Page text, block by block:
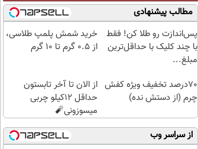
مطالب پیشنهادی
پس‌اندازت رو طلا کن! فقط
با چند کلیک با حداقل‌ترین
مبلغ...
خرید شمش پلمپ طلاسی،
از ۰.۵ گرم تا ۱۰ گرم
70درصد تخفیف ویژه کفش
چرم (از دستش نده)
از الان تا آخر تابستون
حداقل 12کیلو چربی
میسوزونی🧨
از سراسر وب